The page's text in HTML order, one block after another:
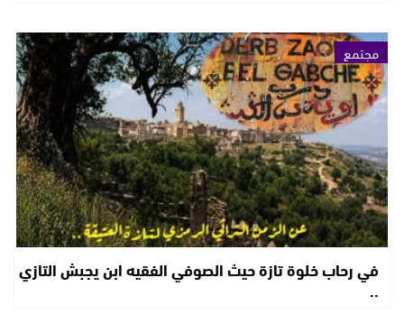
مجتمع
في رحاب خلوة تازة حيث الصوفي الفقيه ابن يجبش التازي
..